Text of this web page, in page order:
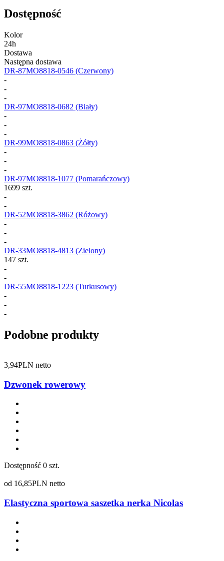
Dostępność
Kolor
24h
Dostawa
Następna dostawa
DR-87MO8818-0546 (Czerwony)
-
-
-
DR-97MO8818-0682 (Biały)
-
-
-
DR-99MO8818-0863 (Żółty)
-
-
-
DR-97MO8818-1077 (Pomarańczowy)
1699 szt.
-
-
DR-52MO8818-3862 (Różowy)
-
-
-
DR-33MO8818-4813 (Zielony)
147 szt.
-
-
DR-55MO8818-1223 (Turkusowy)
-
-
-
Podobne produkty
3,94PLN netto
Dzwonek rowerowy
Dostępność 0 szt.
od 16,85PLN netto
Elastyczna sportowa saszetka nerka Nicolas